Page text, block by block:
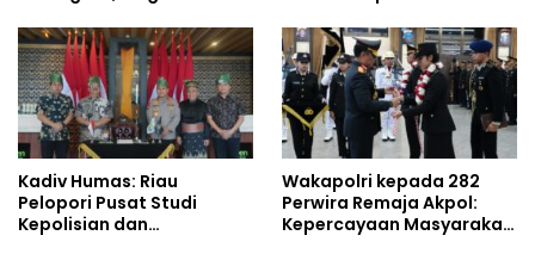
Era Digital
Umrah
Kadiv Humas: Riau
Pelopori Pusat Studi
Kepolisian dan
Wakapolri kepada 282
Perwira Remaja Akpol:
Kepercayaan Masyarakat